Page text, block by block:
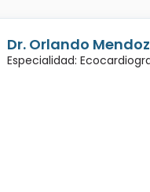
Dr. Orlando
Especialidad: